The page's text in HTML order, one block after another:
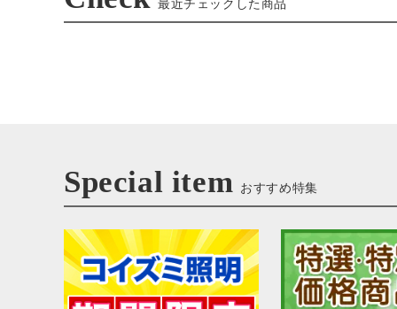
最近チェックした商品
Special item おすすめ特集